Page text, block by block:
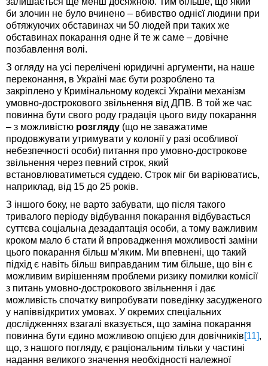
би злочин не було вчинено – вбивство однієї людини при
обтяжуючих обставинах чи 50 людей при таких же
обставинах покарання одне й те ж саме – довічне
позбавлення волі.
З огляду на усі перелічені юридичні аргументи, на наше
переконання, в Україні має бути розроблено та
закріплено у Кримінальному кодексі України механізм
умовно-дострокового звільнення від ДПВ. В той же час
повинна бути свого роду градація цього виду покарання
– з можливістю розгляду (що не заважатиме
продовжувати утримувати у колонії у разі особливої
небезпечності особи) питання про умовно-дострокове
звільнення через певний строк, який
встановлюватиметься суддею. Строк міг би варіюватись,
наприклад, від 15 до 25 років.
З іншого боку, не варто забувати, що після такого
тривалого періоду відбування покарання відбувається
суттєва соціальна дезадаптація особи, а тому важливим
кроком мало б стати й впровадження можливості заміни
цього покарання більш м’яким. Ми впевнені, що такий
підхід є навіть більш виправданим тим більше, що він є
можливим вирішенням проблеми ризику помилки комісії
з питань умовно-дострокового звільнення і дає
можливість спочатку випробувати поведінку засудженого
у напіввідкритих умовах. У окремих спеціальних
дослідженнях взагалі вказується, що заміна покарання
повинна бути єдино можливою опцією для довічників [11] ,
що, з нашого погляду, є раціональним тільки у частині
надання великого значення необхідності належної